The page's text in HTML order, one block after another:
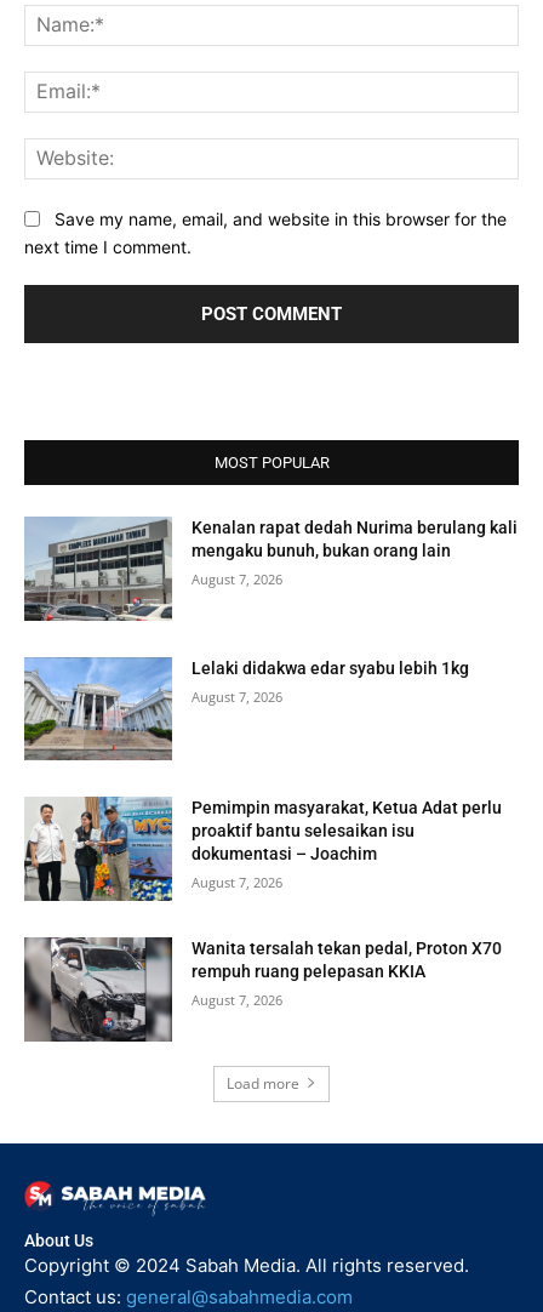
Save my name, email, and website in this browser for the
next time I comment.
MOST POPULAR
Kenalan rapat dedah Nurima berulang kali
mengaku bunuh, bukan orang lain
August 7, 2026
Lelaki didakwa edar syabu lebih 1kg
August 7, 2026
Pemimpin masyarakat, Ketua Adat perlu
proaktif bantu selesaikan isu
dokumentasi – Joachim
August 7, 2026
Wanita tersalah tekan pedal, Proton X70
rempuh ruang pelepasan KKIA
August 7, 2026
Load more
About Us
Copyright © 2024 Sabah Media. All rights reserved.
Contact us: general@sabahmedia.com